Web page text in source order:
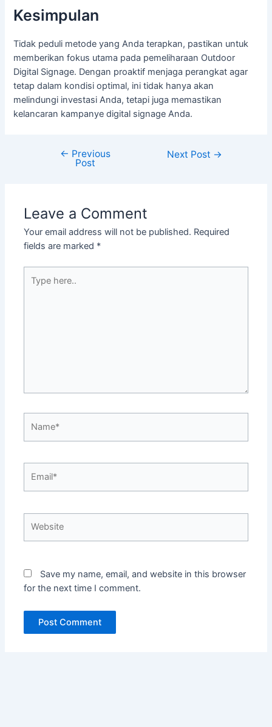
Kesimpulan
Tidak peduli metode yang Anda terapkan, pastikan untuk
memberikan fokus utama pada pemeliharaan Outdoor
Digital Signage. Dengan proaktif menjaga perangkat agar
tetap dalam kondisi optimal, ini tidak hanya akan
melindungi investasi Anda, tetapi juga memastikan
kelancaran kampanye digital signage Anda.
← Previous
Post
Next Post →
Leave a Comment
Your email address will not be published. Required
fields are marked *
here..
Save my name, email, and website in this browser
for the next time I comment.